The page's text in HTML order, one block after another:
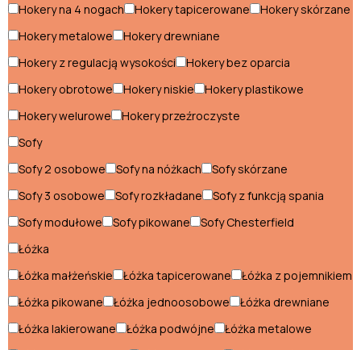
Salon
Sypialnia
Hokery do
jadalni
Krzesła do
jadalni
Hokery do jadalni
Krzesła do jadalni
Kuchnia
Hokery na 4 nogach
Hokery tapicerowane
Hokery skórzane
Hokery metalowe
Hokery drewniane
Hokery z regulacją wysokości
Hokery bez oparcia
Hokery obrotowe
Hokery niskie
Hokery plastikowe
Hokery welurowe
Hokery przeźroczyste
Sofy
Sofy 2 osobowe
Sofy na nóżkach
Sofy skórzane
Sofy 3 osobowe
Sofy rozkładane
Sofy z funkcją spania
Sofy modułowe
Sofy pikowane
Sofy Chesterfield
Łóżka
Łóżka małżeńskie
Łóżka tapicerowane
Łóżka z pojemnikiem
Łóżka pikowane
Łóżka jednoosobowe
Łóżka drewniane
Łóżka lakierowane
Łóżka podwójne
Łóżka metalowe